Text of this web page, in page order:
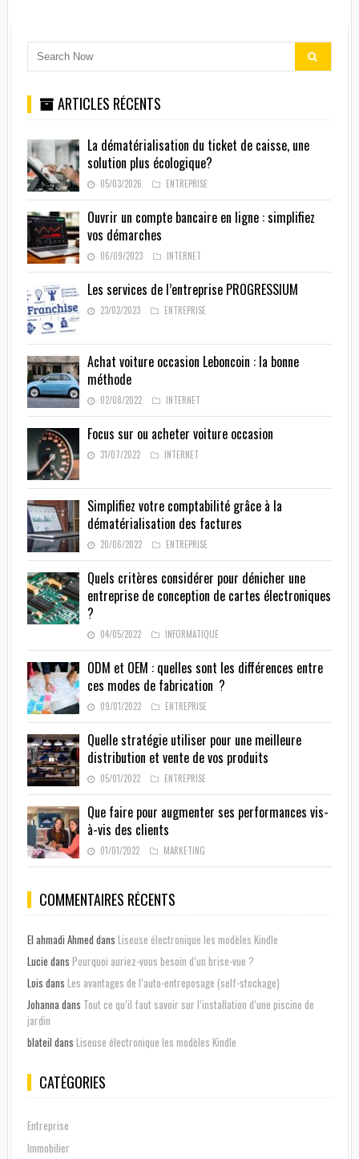
ARTICLES RÉCENTS
La dématérialisation du ticket de caisse, une
solution plus écologique?
05/03/2026 ENTREPRISE
Ouvrir un compte bancaire en ligne : simplifiez
vos démarches
06/09/2023 INTERNET
Les services de l’entreprise PROGRESSIUM
23/02/2023 ENTREPRISE
Achat voiture occasion Leboncoin : la bonne
méthode
02/08/2022 INTERNET
Focus sur ou acheter voiture occasion
31/07/2022 INTERNET
Simplifiez votre comptabilité grâce à la
dématérialisation des factures
20/06/2022 ENTREPRISE
Quels critères considérer pour dénicher une
entreprise de conception de cartes électroniques
?
04/05/2022 INFORMATIQUE
ODM et OEM : quelles sont les différences entre
ces modes de fabrication ?
09/01/2022 ENTREPRISE
Quelle stratégie utiliser pour une meilleure
distribution et vente de vos produits
05/01/2022 ENTREPRISE
Que faire pour augmenter ses performances vis-
à-vis des clients
01/01/2022 MARKETING
COMMENTAIRES RÉCENTS
El ahmadi Ahmed dans Liseuse électronique les modèles Kindle
Lucie dans Pourquoi auriez-vous besoin d’un brise-vue ?
Lois dans Les avantages de l’auto-entreposage (self-stockage)
Johanna dans Tout ce qu’il faut savoir sur l’installation d’une piscine de
jardin
blateil dans Liseuse électronique les modèles Kindle
CATÉGORIES
Entreprise
Immobilier